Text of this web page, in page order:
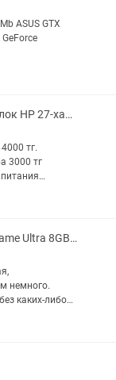
ASUS GTX
Запчасти на Моноблок HP 27-xa0036ur
тг.
3000 тг
RTX 4060 Colorful iGame Ultra 8GB почти новая
немного.
каких-либо